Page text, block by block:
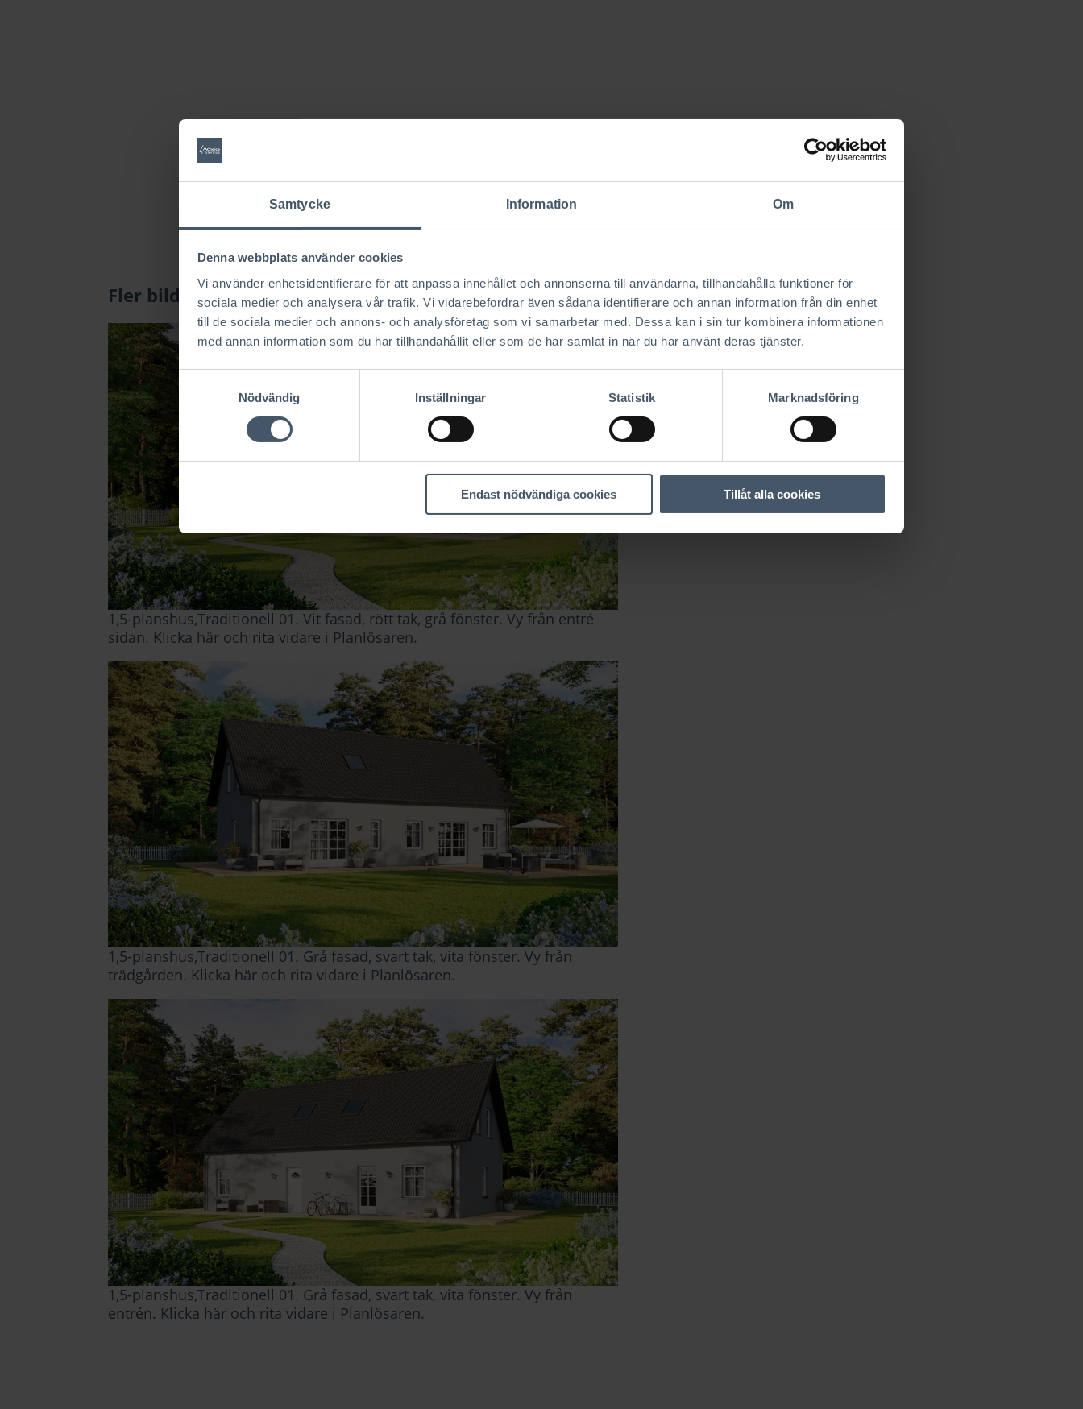
Samtycke Information Om
Denna webbplats använder cookies
Vi använder enhetsidentifierare för att anpassa innehållet och annonserna till användarna, tillhandahålla funktioner för
sociala medier och analysera vår trafik. Vi vidarebefordrar även sådana identifierare och annan information från din enhet
till de sociala medier och annons- och analysföretag som vi samarbetar med. Dessa kan i sin tur kombinera informationen
med annan information som du har tillhandahållit eller som de har samlat in när du har använt deras tjänster.
Nödvändig
Inställningar Statistik Marknadsföring
Endast nödvändiga cookies Tillåt alla cookies
Fler bilder Traditionell 01
1,5-planshus,Traditionell 01. Vit fasad, rött tak, grå fönster. Vy från entré
sidan. Klicka här och rita vidare i Planlösaren.
1,5-planshus,Traditionell 01. Grå fasad, svart tak, vita fönster. Vy från
trädgården. Klicka här och rita vidare i Planlösaren.
1,5-planshus,Traditionell 01. Grå fasad, svart tak, vita fönster. Vy från
entrén. Klicka här och rita vidare i Planlösaren.